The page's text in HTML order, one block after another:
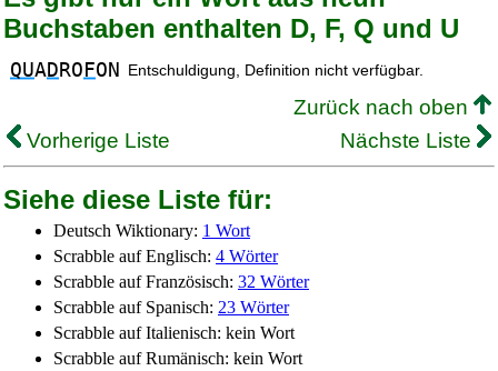
Buchstaben enthalten D, F, Q und U
QUAD RO FON Entschuldigung, Definition nicht verfügbar.
Zurück nach oben
Vorherige Liste
Nächste Liste
Siehe diese Liste für:
Deutsch Wiktionary: 1 Wort
Scrabble auf Englisch: 4 Wörter
Scrabble auf Französisch: 32 Wörter
Scrabble auf Spanisch: 23 Wörter
Scrabble auf Italienisch: kein Wort
Scrabble auf Rumänisch: kein Wort